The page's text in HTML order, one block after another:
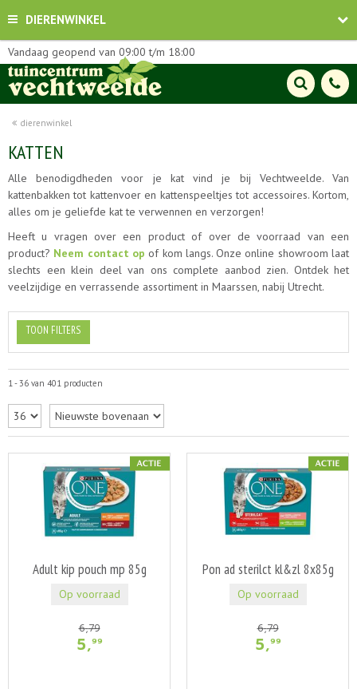
DIERENWINKEL
dierenwinkel
Vandaag geopend van 09:00 t/m 18:00
KATTEN
Alle benodigdheden voor je kat vind je bij Vechtweelde. Van
kattenbakken tot kattenvoer en kattenspeeltjes tot accessoires. Kortom,
alles om je geliefde kat te verwennen en verzorgen!
Heeft u vragen over een product of over de voorraad van een
product? Neem contact op of kom langs. Onze online showroom laat
slechts een klein deel van ons complete aanbod zien. Ontdek het
veelzijdige en verrassende assortiment in Maarssen, nabij Utrecht.
TOON FILTERS
1 - 36 van 401 producten
Adult kip pouch mp 85g
6,79
5,99
Op voorraad
Pon ad sterilct kl&zl 8x85g
6,79
5,99
Op voorraad